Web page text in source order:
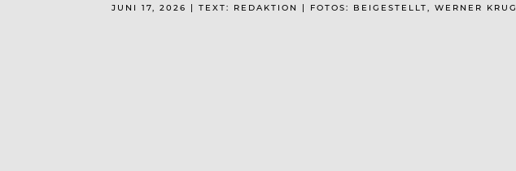
JUNI 17, 2026 | TEXT: REDAKTION | FOTOS: BEIGESTELLT, WERNER KRUG